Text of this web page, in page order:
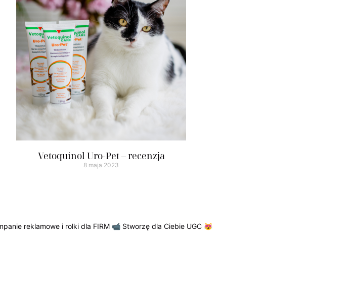
Vetoquinol Uro-Pet – recenzja
8 maja 2023
reklamowe i rolki dla FIRM 📹 Stworzę dla Ciebie UGC 😻